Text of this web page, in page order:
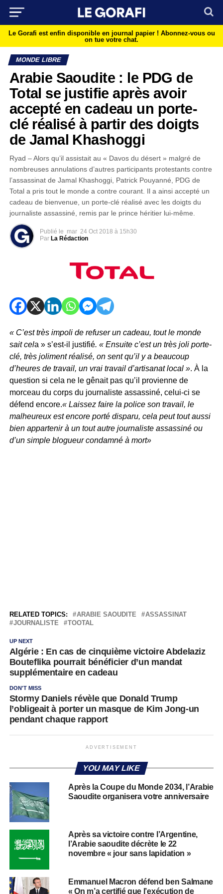
Le Gorafi est enfin disponible en journal papier ! Abonnez-vous ou
on tue votre chat.
MONDE LIBRE
Arabie Saoudite : le PDG de
Total se justifie après avoir
accepté en cadeau un porte-
clé réalisé à partir des doigts
de Jamal Khashoggi
Ryad – Alors qu’il assistait au « Davos du désert » malgré de
nombreuses annulations d’autres participants protestants contre
l’assassinat de Jamal Khashoggi, Patrick Pouyanné, PDG de
Total a pris tout le monde a contre courant. Il a ainsi accepté un
cadeau de bienvenue, un porte-clé réalisé avec les doigts du
journaliste assassiné, remis par le prince héritier lui-même.
Publié le mar 24 Oct 2018 à 15h30
Par La Rédaction
« C’est très impoli de refuser un cadeau, tout le monde
sait cela » s’est-il justifié. « Ensuite c’est un très joli porte-
clé, très joliment réalisé, on sent qu’il y a beaucoup
d’heures de travail, un vrai travail d’artisanat local ». À la
question si cela ne le gênait pas qu’il provienne de
morceau du corps du journaliste assassiné, celui-ci se
défend encore.« Laissez faire la police son travail, le
malheureux est encore porté disparu, cela peut tout aussi
bien appartenir à un tout autre journaliste assassiné ou
d’un simple blogueur condamné à mort»
RELATED TOPICS: ARABIE SAOUDITE
ASSASSINAT
JOURNALISTE
TOOTAL
UP NEXT
Algérie : En cas de cinquième victoire Abdelaziz
Bouteflika pourrait bénéficier d’un mandat
supplémentaire en cadeau
DON'T MISS
Stormy Daniels révèle que Donald Trump
l’obligeait à porter un masque de Kim Jong-un
pendant chaque rapport
ADVERTISEMENT
YOU MAY LIKE
Après la Coupe du Monde 2034, l’Arabie
Saoudite organisera votre anniversaire
Après sa victoire contre l’Argentine,
l’Arabie saoudite décrète le 22
novembre « jour sans lapidation »
Emmanuel Macron défend ben Salmane
« On m’a certifié que l’exécution de